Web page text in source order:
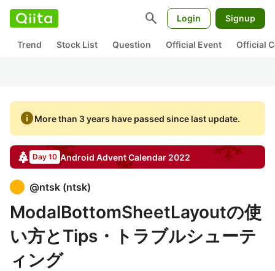
search Login Signup
Trend Stock List Question Official Event Official
infoMore than 3 years have passed since last update.
Day 10 Android Advent Calendar 2022
@ntsk (ntsk)
ModalBottomSheetLayoutの使
い方とTips・トラブルシューテ
ィング